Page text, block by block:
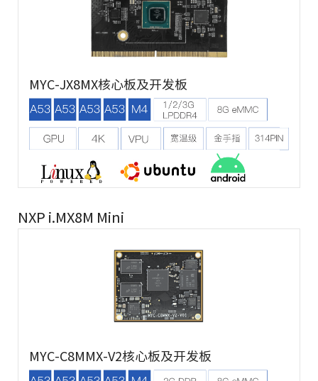
MYC-JX8MX核心板及开发板
NXP i.MX8M Mini
MYC-C8MMX-V2核心板及开发板